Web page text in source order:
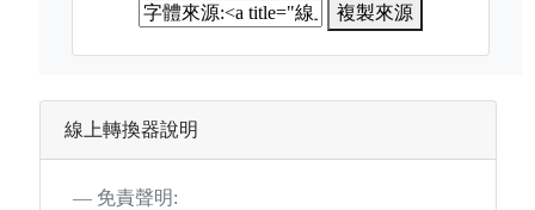
複製來源
線上轉換器說明
免責聲明: